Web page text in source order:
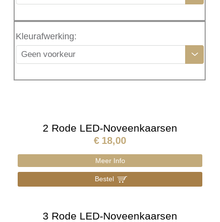
Kleurafwerking:
Geen voorkeur
2 Rode LED-Noveenkaarsen
€ 18,00
Meer Info
Bestel ]
3 Rode LED-Noveenkaarsen